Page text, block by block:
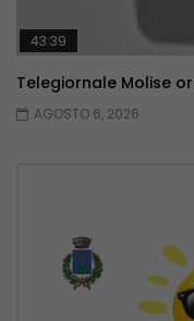
43:39
Telegiornale Molise
AGOSTO 6, 2026